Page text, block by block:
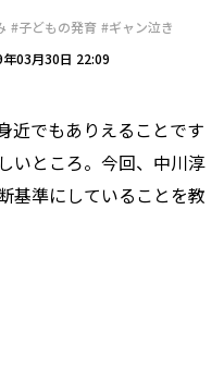
#子どもの発育 #ギャン泣き
03月30日 22:09
近でもありえることです
いところ。今回、中川淳
基準にしていることを教